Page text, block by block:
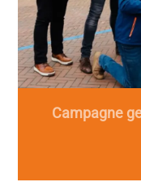
Campagne